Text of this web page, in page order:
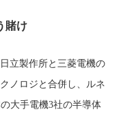
賭け
立製作所と三菱電機の
ノロジと合併し、ルネ
大手電機3社の半導体